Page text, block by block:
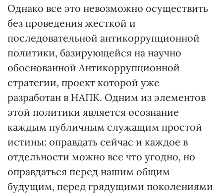
Однако все это невозможно осуществить
без проведения жесткой и
последовательной антикоррупционной
политики, базирующейся на научно
обоснованной Антикоррупционной
стратегии, проект которой уже
разработан в НАПК. Одним из элементов
этой политики является осознание
каждым публичным служащим простой
истины: оправдать сейчас и каждое в
отдельности можно все что угодно, но
оправдаться перед нашим общим
будущим, перед грядущими поколениями